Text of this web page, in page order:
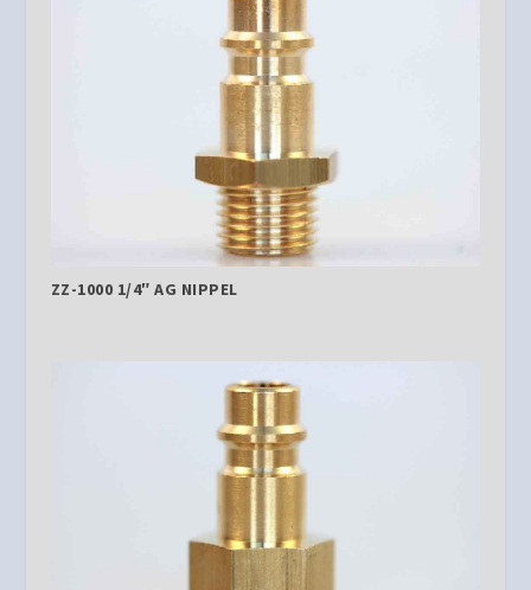
ZZ-1000 1/4″ AG NIPPEL